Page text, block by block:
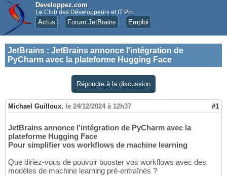
Developpez.com
Le Club des Développeurs et IT Pro
Actus Forum JetBrains Emploi
JetBrains : JetBrains annonce l'intégration de
PyCharm avec la plateforme Hugging Face
Répondre à la discussion
Michael Guilloux, le 24/12/2024 à 12h37 #1
JetBrains annonce l'intégration de PyCharm avec la
plateforme Hugging Face
Pour simplifier vos workflows de machine learning
Que diriez-vous de pouvoir booster vos workflows avec des
modèles de machine learning pré-entraînés ?